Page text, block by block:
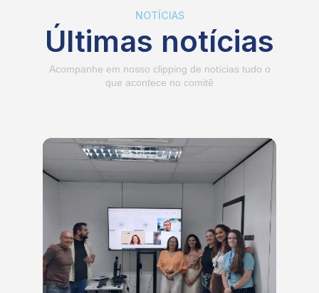
NOTÍCIAS
Últimas notícias
Acompanhe em nosso clipping de notícias tudo o
que acontece no comitê